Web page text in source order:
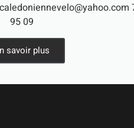
95 09
savoir plus